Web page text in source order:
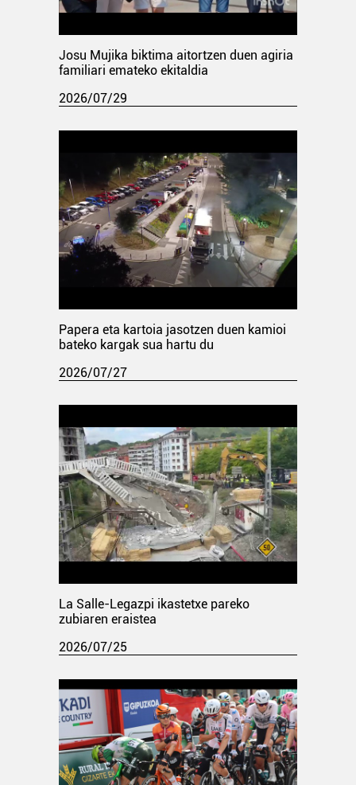
Josu Mujika biktima aitortzen duen agiria
familiari emateko ekitaldia
2026/07/29
Papera eta kartoia jasotzen duen kamioi
bateko kargak sua hartu du
2026/07/27
La Salle-Legazpi ikastetxe pareko
zubiaren eraistea
2026/07/25